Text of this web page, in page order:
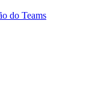
do Teams